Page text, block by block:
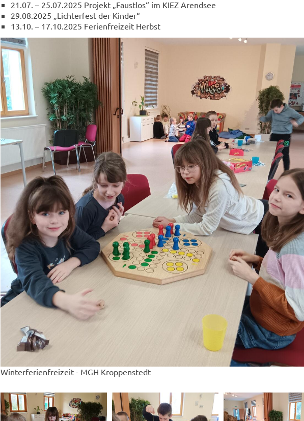
21.07. – 25.07.2025 Projekt „Faustlos“ im KIEZ Arendsee
29.08.2025 „Lichterfest der Kinder“
13.10. – 17.10.2025 Ferienfreizeit Herbst
Winterferienfreizeit - MGH Kroppenstedt